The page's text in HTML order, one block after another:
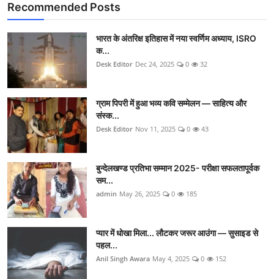
Recommended Posts
भारत के अंतरिक्ष इतिहास में नया स्वर्णिम अध्याय, ISRO
क...
Desk Editor Dec 24, 2025 0 32
ग्राम पिपरी में हुआ भव्य कवि सम्मेलन — साहित्य और
संस्क...
Desk Editor Nov 11, 2025 0 43
बुन्देलखण्ड प्रतिभा सम्मान 2025- परीक्षा सफलतापूर्वक
सम...
admin May 26, 2025 0 185
प्यार में धोखा मिला... लौटकर जरूर आउंगा — सुसाइड से
पहल...
Anil Singh Awara May 4, 2025 0 152